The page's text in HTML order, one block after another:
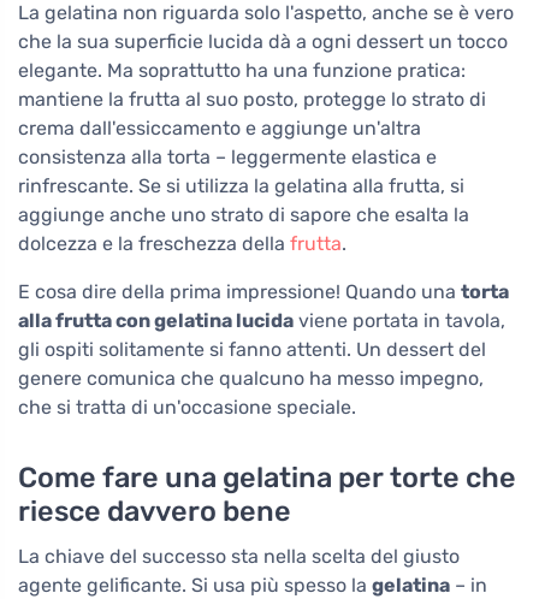
La gelatina non riguarda solo l'aspetto, anche se è vero
che la sua superficie lucida dà a ogni dessert un tocco
elegante. Ma soprattutto ha una funzione pratica:
mantiene la frutta al suo posto, protegge lo strato di
crema dall'essiccamento e aggiunge un'altra
consistenza alla torta – leggermente elastica e
rinfrescante. Se si utilizza la gelatina alla frutta, si
aggiunge anche uno strato di sapore che esalta la
dolcezza e la freschezza della frutta.
E cosa dire della prima impressione! Quando una torta
alla frutta con gelatina lucida viene portata in tavola,
gli ospiti solitamente si fanno attenti. Un dessert del
genere comunica che qualcuno ha messo impegno,
che si tratta di un'occasione speciale.
Come fare una gelatina per torte che
riesce davvero bene
La chiave del successo sta nella scelta del giusto
agente gelificante. Si usa più spesso la gelatina – in